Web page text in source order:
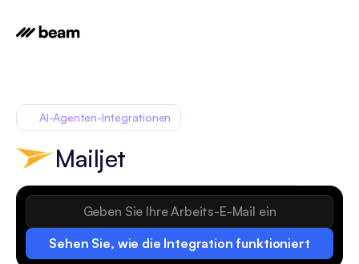
Sehen Sie, wie die Integration funktioniert
AI-Agenten-Integrationen
Mailjet